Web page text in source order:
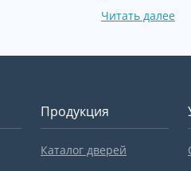
Читать далее
Продукция
Каталог дверей